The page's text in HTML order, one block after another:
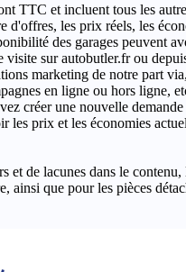
TTC et incluent tous les
d'offres, les prix réels, les
des garages peuvent
visite sur autobutler.fr ou
marketing de notre part
en ligne ou hors ligne,
créer une nouvelle
les prix et les économies
et de lacunes dans le
ainsi que pour les pièces